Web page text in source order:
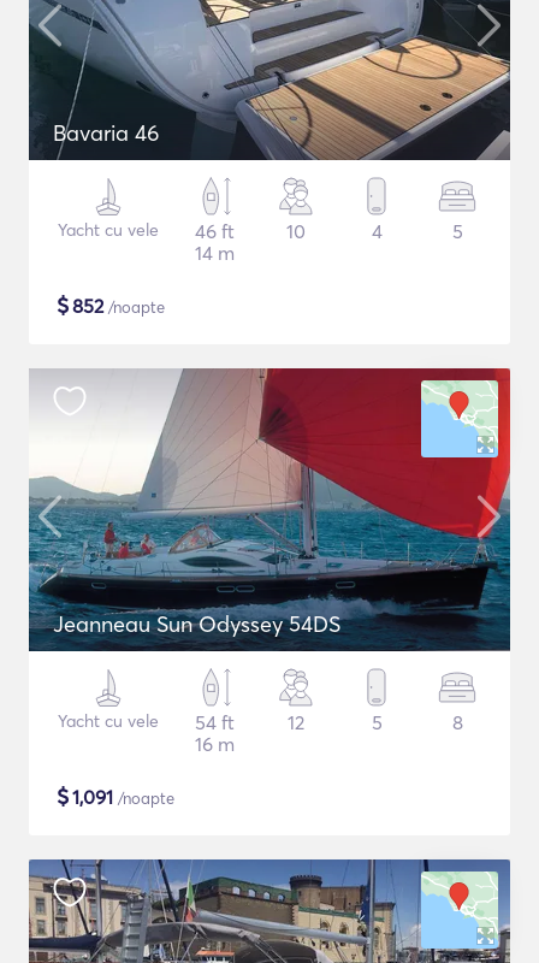
Bavaria 46
Yacht cu vele
46 ft
14 m
10 4 5
$852/noapte
Jeanneau Sun Odyssey 54DS
Yacht cu vele
54 ft
16 m
12 5 8
$1,091 /noapte